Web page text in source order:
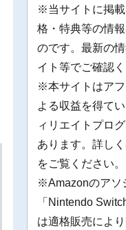
※当サイトに掲
格・特典等の情
のです。最新の
イト等でご確認く
※本サイトはア
よる収益を得て
ィリエイトプロ
あります。詳し
をご覧ください。
※Amazonのアソ
「Nintendo
は適格販売によ